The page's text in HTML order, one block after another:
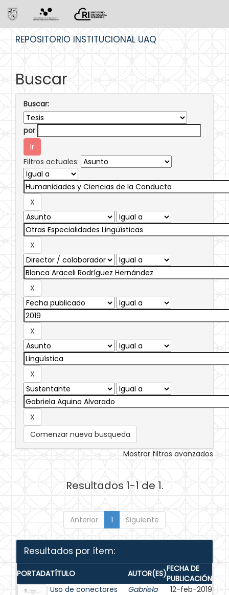
REPOSITORIO INSTITUCIONAL UAQ
Buscar
Buscar:
por
Filtros actuales:
Comenzar nueva busqueda
Mostrar filtros avanzados
Resultados 1-1 de 1.
Anterior 1 Siguiente
Resultados por ítem:
PORTADATÍTULO AUTOR(ES)FECHA DE
PUBLICACIÓN
Uso de conectores
Gabriela
12-feb-2019